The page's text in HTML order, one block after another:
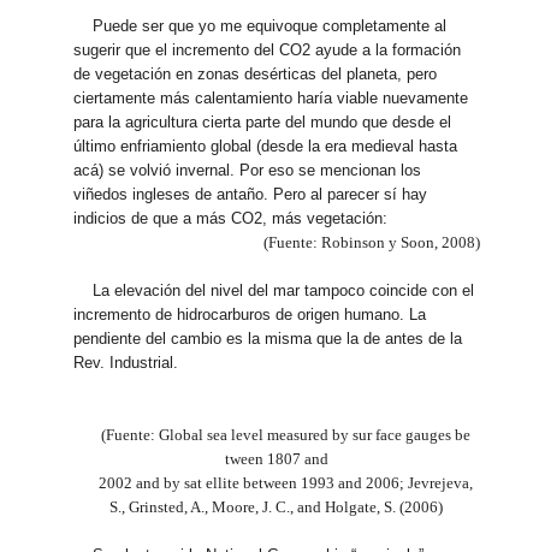
Puede ser que yo me equivoque completamente al
sugerir que el incremento del CO2 ayude a la formación
de vegetación en zonas desérticas del planeta, pero
ciertamente más calentamiento haría viable nuevamente
para la agricultura cierta parte del mundo que desde el
último enfriamiento global (desde la era medieval hasta
acá) se volvió invernal. Por eso se mencionan los
viñedos ingleses de antaño. Pero al parecer sí hay
indicios de que a más CO2, más vegetación:
(Fuente: Robinson y Soon, 2008)
La elevación del nivel del mar tampoco coincide con el
incremento de hidrocarburos de origen humano. La
pendiente del cambio es la misma que la de antes de la
Rev. Industrial.
(Fuente: Global sea level measured by sur face gauges be
tween 1807 and
2002 and by sat ellite between 1993 and 2006; Jevrejeva,
S., Grinsted, A., Moore, J. C., and Holgate, S. (2006)